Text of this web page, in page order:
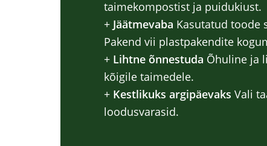
taimekompostist ja puidukiust.
+ Jäätmevaba Kasutatud toode
Pakend vii plastpakendite
+ Lihtne õnnestuda Õhuline ja
kõigile taimedele.
+ Kestlikuks argipäevaks Vali
loodusvarasid.